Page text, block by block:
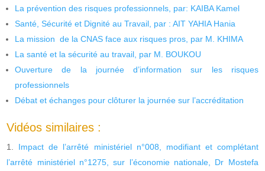
La prévention des risques professionnels, par: KAIBA Kamel
Santé, Sécurité et Dignité au Travail, par : AIT YAHIA Hania
La mission de la CNAS face aux risques pros, par M. KHIMA
La santé et la sécurité au travail, par M. BOUKOU
Ouverture de la journée d’information sur les risques
professionnels
Débat et échanges pour clôturer la journée sur l’accréditation
Vidéos similaires :
Impact de l’arrêté ministériel n°008, modifiant et complétant
l’arrêté ministériel n°1275, sur l’économie nationale, Dr Mostefa